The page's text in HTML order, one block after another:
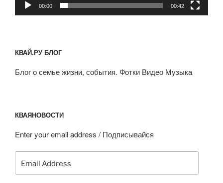
00:00 00:42
КВАЙ.РУ БЛОГ
Блог о семье жизни, события. Фотки Видео Музыка
КВАЯНОВОСТИ
Enter your email address / Подписывайся
Address